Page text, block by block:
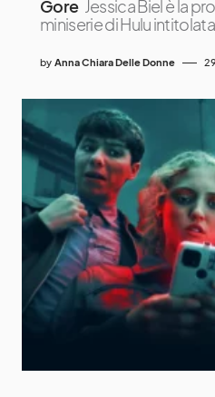
Gore Jessica Biel è la
miniserie di Hulu
by Anna Chiara Delle Donne